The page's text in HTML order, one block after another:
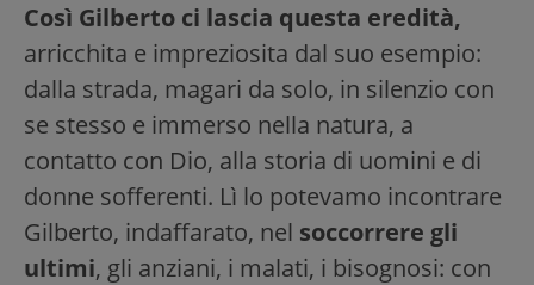
Così Gilberto ci lascia questa eredità,
arricchita e impreziosita dal suo esempio:
dalla strada, magari da solo, in silenzio con
se stesso e immerso nella natura, a
contatto con Dio, alla storia di uomini e di
donne sofferenti. Lì lo potevamo incontrare
Gilberto, indaffarato, nel soccorrere gli
ultimi, gli anziani, i malati, i bisognosi: con